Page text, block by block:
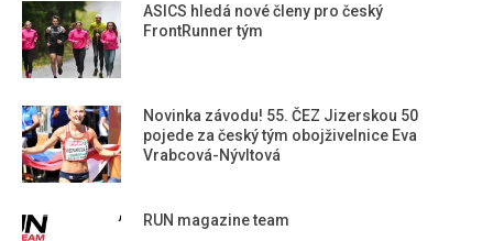
ASICS hledá nové členy pro český
FrontRunner tým
Novinka závodu! 55. ČEZ Jizerskou 50
pojede za český tým obojživelnice Eva
Vrabcová-Nývltová
RUN magazine team